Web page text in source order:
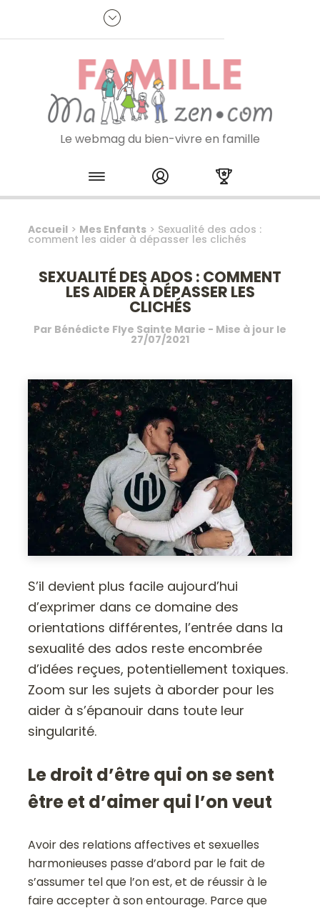
Je m'inscris à la newsletter
Le webmag du bien-vivre en famille
Skip to content
Accueil > Mes Enfants > Sexualité des ados :
comment les aider à dépasser les clichés
SEXUALITÉ DES ADOS : COMMENT
LES AIDER À DÉPASSER LES
CLICHÉS
Par Bénédicte Flye Sainte Marie - Mise à jour le
27/07/2021
S’il devient plus facile aujourd’hui
d’exprimer dans ce domaine des
orientations différentes, l’entrée dans la
sexualité des ados reste encombrée
d’idées reçues, potentiellement toxiques.
Zoom sur les sujets à aborder pour les
aider à s’épanouir dans toute leur
singularité.
Le droit d’être qui on se sent
être et d’aimer qui l’on veut
Avoir des relations affectives et sexuelles
harmonieuses passe d’abord par le fait de
s’assumer tel que l’on est, et de réussir à le
faire accepter à son entourage. Parce que
Panneau de gestion des cookies